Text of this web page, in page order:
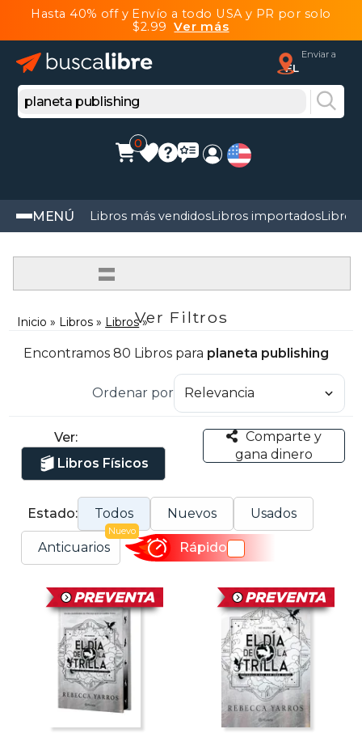
Hasta 40% off y Envío a todo USA y PR por solo
$2.99Ver más
Enviar a
FL
0
MENÚ Libros más vendidosLibros importadosLibros
=
Ver Filtros
Inicio Libros Libros
Encontramos 80 Libros para planeta publishing
Ordenar por
Ver:
Libros Físicos
Comparte y
gana dinero
Estado: Todos Nuevos Usados
Anticuarios
Nuevo
Rápido